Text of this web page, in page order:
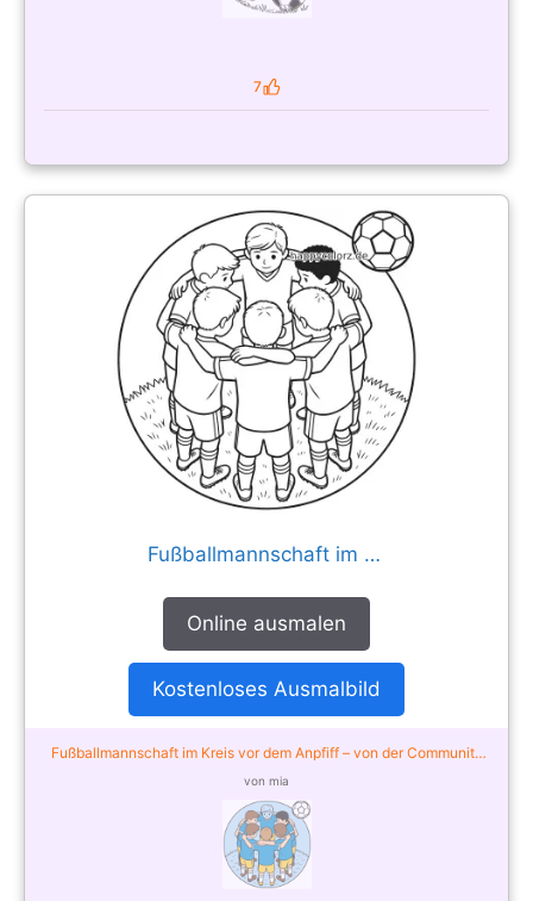
7
Likes
Fußballmannschaft im Kreis vor dem Anpfiff
Online ausmalen
Kostenloses Ausmalbild
Fußballmannschaft im Kreis vor dem Anpfiff – von der Community
von mia